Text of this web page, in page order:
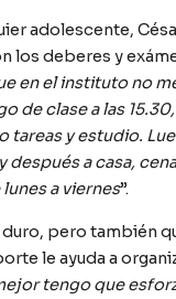
adolescente,
los deberes y
en el instituto no
de clase a las
tareas y estudio.
después a casa,
a viernes”.
pero también
le ayuda a
tengo que